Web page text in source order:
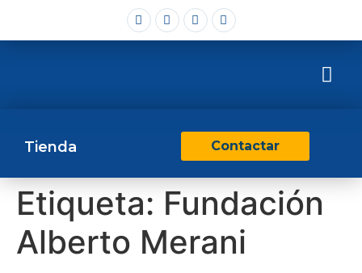
Tienda Contactar
Etiqueta: Fundación
Alberto Merani